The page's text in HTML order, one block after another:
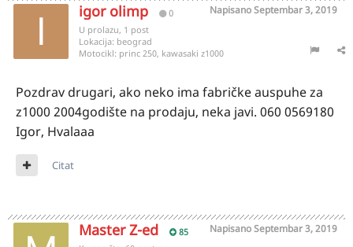
igor olimp 0 NapisanoSeptembar 3, 2019
U prolazu, 1 post
Lokacija: beograd
Motocikl: princ 250, kawasaki z1000
Pozdrav drugari, ako neko ima fabričke auspuhe za
z1000 2004godište na prodaju, neka javi. 060 0569180
Igor, Hvalaaa
Citat
Master Z-ed 85 NapisanoSeptembar 3, 2019